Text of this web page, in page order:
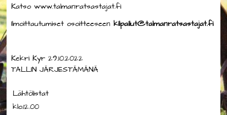
Katso www.talmanratsastajat.fi
Ilmoittautumiset osoitteeseenkilpailut@talmanratsastajat.fi
Kekri Kyr 29.10.2022
TALLIN JÄRJESTÄMÄNÄ
Lähtölistat
klo.12.00